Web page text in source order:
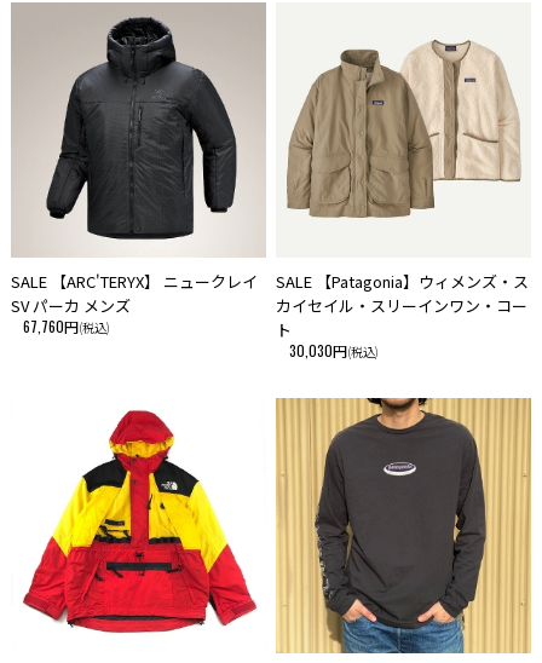
SALE 【ARC'TERYX】 ニュークレイ
SV パーカ メンズ
67,760円(税込)
SALE 【Patagonia】ウィメンズ・ス
カイセイル・スリーインワン・コー
ト
30,030円(税込)